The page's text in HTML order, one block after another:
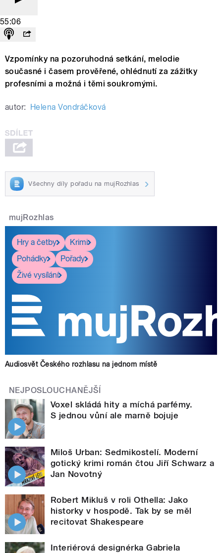
55:06
Vzpomínky na pozoruhodná setkání, melodie
současné i časem prověřené, ohlédnutí za zážitky
profesními a možná i těmi soukromými.
autor: Helena Vondráčková
Všechny díly pořadu na mujRozhlas
mujRozhlas
Hry a četby
Krimi
Pohádky
Pořady
Živé vysílání
Audiosvět Českého rozhlasu na jednom místě
NEJPOSLOUCHANĚJŠÍ
Voxel skládá hity a míchá parfémy.
S jednou vůní ale marně bojuje
Miloš Urban: Sedmikostelí. Moderní
gotický krimi román čtou Jiří Schwarz a
Jan Novotný
Robert Mikluš v roli Othella: Jako
historky v hospodě. Tak by se měl
recitovat Shakespeare
Interiérová designérka Gabriela